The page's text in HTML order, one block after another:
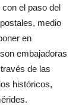
el paso del
medio
en
embajadoras
de las
históricos,